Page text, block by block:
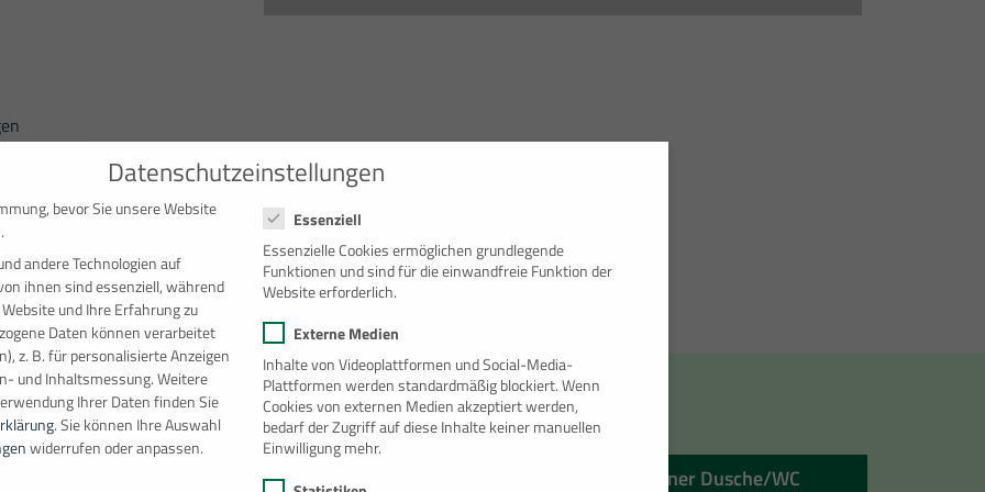
kN/m² (200 kg/m²)
[092612657]
20′ Sanitärcontainer Dusche/WC
Datenschutzeinstellungen
bevor Sie unsere Website
andere Technologien auf
ihnen sind essenziell, während
und Ihre Erfahrung zu
Daten können verarbeitet
z. B. für personalisierte Anzeigen
und Inhaltsmessung.Weitere
Ihrer Daten finden Sie
.Sie können Ihre Auswahl
widerrufen oder anpassen.
Essenziell
Essenzielle Cookies ermöglichen grundlegende
Funktionen und sind für die einwandfreie Funktion der
Website erforderlich.
Externe Medien
Inhalte von Videoplattformen und Social-Media-
Plattformen werden standardmäßig blockiert. Wenn
Cookies von externen Medien akzeptiert werden,
bedarf der Zugriff auf diese Inhalte keiner manuellen
Einwilligung mehr.